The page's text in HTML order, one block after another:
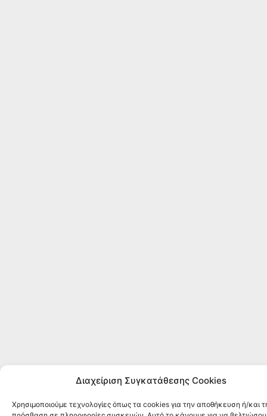
Διαχείριση Συγκατάθεσης Cookies
Χρησιμοποιούμε τεχνολογίες όπως τα cookies για την αποθήκευση ή/και